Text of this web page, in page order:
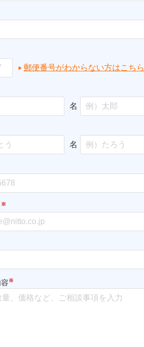
郵便番号がわからない方はこちら
名
名
※
※